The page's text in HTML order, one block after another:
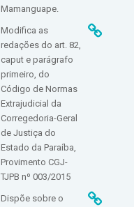
Mamanguape.
Modifica as
redações do art. 82,
caput e parágrafo
primeiro, do
Código de Normas
Extrajudicial da
Corregedoria-Geral
de Justiça do
Estado da Paraíba,
Provimento CGJ-
TJPB nº 003/2015
Dispõe sobre o